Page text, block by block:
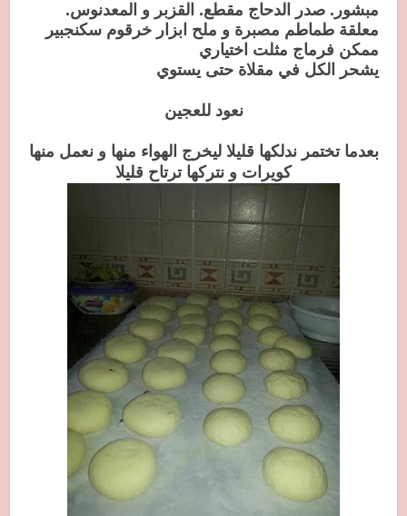
مبشور. صدر الدحاج مقطع. القزبر و المعدنوس.
معلقة طماطم مصبرة و ملح ابزار خرقوم سكنجبير
ممكن فرماج مثلت اختياري
يشحر الكل في مقلاة حتى يستوي
نعود للعجين
بعدما تختمر ندلكها قليلا ليخرج الهواء منها و نعمل منها
كويرات و نتركها ترتاح قليلا